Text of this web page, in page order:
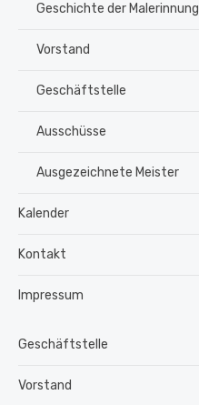
Geschichte der Malerinnung
Vorstand
Geschäftstelle
Ausschüsse
Ausgezeichnete Meister
Kalender
Kontakt
Impressum
Geschäftstelle
Vorstand